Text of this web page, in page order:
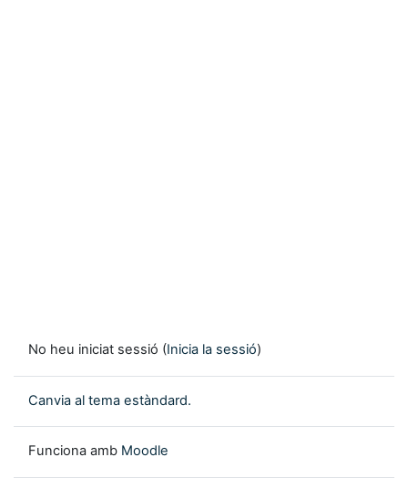
No heu iniciat sessió (Inicia la sessió)
Canvia al tema estàndard.
Funciona amb Moodle